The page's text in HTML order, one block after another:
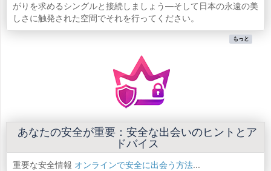
がりを求めるシングルと接続しましょう—そして日本の永遠の美
しさに触発された空間でそれを行ってください。
もっと
あなたの安全が重要：安全な出会いのヒントとア
ドバイス
重要な安全情報 オンラインで安全に出会う方法...